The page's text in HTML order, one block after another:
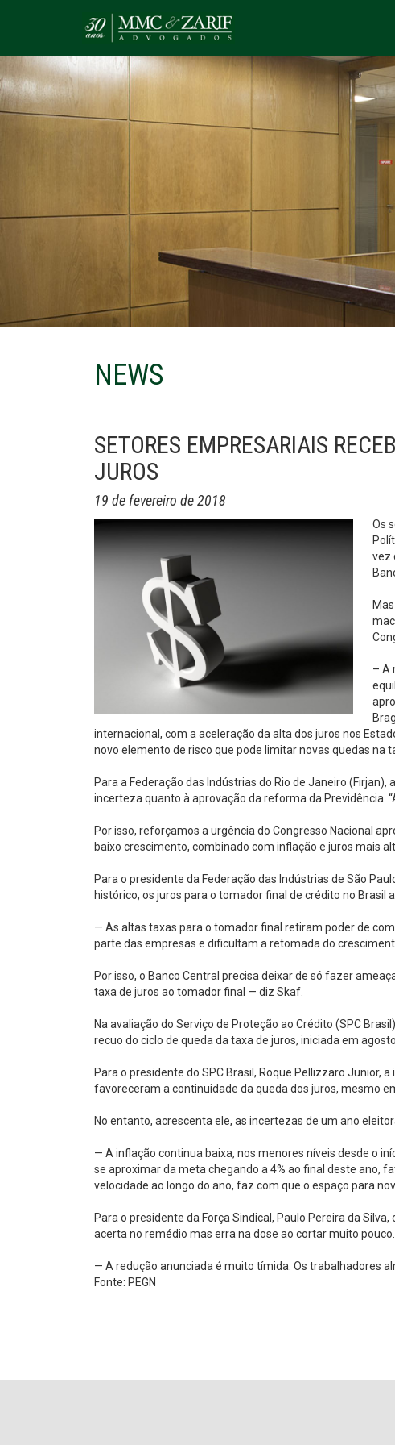
NEWS
SETORES EMPRESARIAIS
JUROS
19 de fevereiro de 2018
Os
vez
– A
internacional, com a aceleração da alta dos juros nos
novo elemento de risco que pode limitar novas quedas na
Para a Federação das Indústrias do Rio de Janeiro
incerteza quanto à aprovação da reforma da Previdência.
Por isso, reforçamos a urgência do Congresso Nacional
baixo crescimento, combinado com inflação e juros mais
Para o presidente da Federação das Indústrias de São
histórico, os juros para o tomador final de crédito no Brasil
— As altas taxas para o tomador final retiram poder de
parte das empresas e dificultam a retomada do
Por isso, o Banco Central precisa deixar de só fazer
taxa de juros ao tomador final — diz Skaf.
Na avaliação do Serviço de Proteção ao Crédito (SPC
recuo do ciclo de queda da taxa de juros, iniciada em
Para o presidente do SPC Brasil, Roque Pellizzaro Junior,
favoreceram a continuidade da queda dos juros, mesmo
No entanto, acrescenta ele, as incertezas de um ano
— A inflação continua baixa, nos menores níveis desde o
se aproximar da meta chegando a 4% ao final deste ano,
velocidade ao longo do ano, faz com que o espaço para
Para o presidente da Força Sindical, Paulo Pereira da
acerta no remédio mas erra na dose ao cortar muito pouco.
— A redução anunciada é muito tímida. Os trabalhadores
Fonte: PEGN